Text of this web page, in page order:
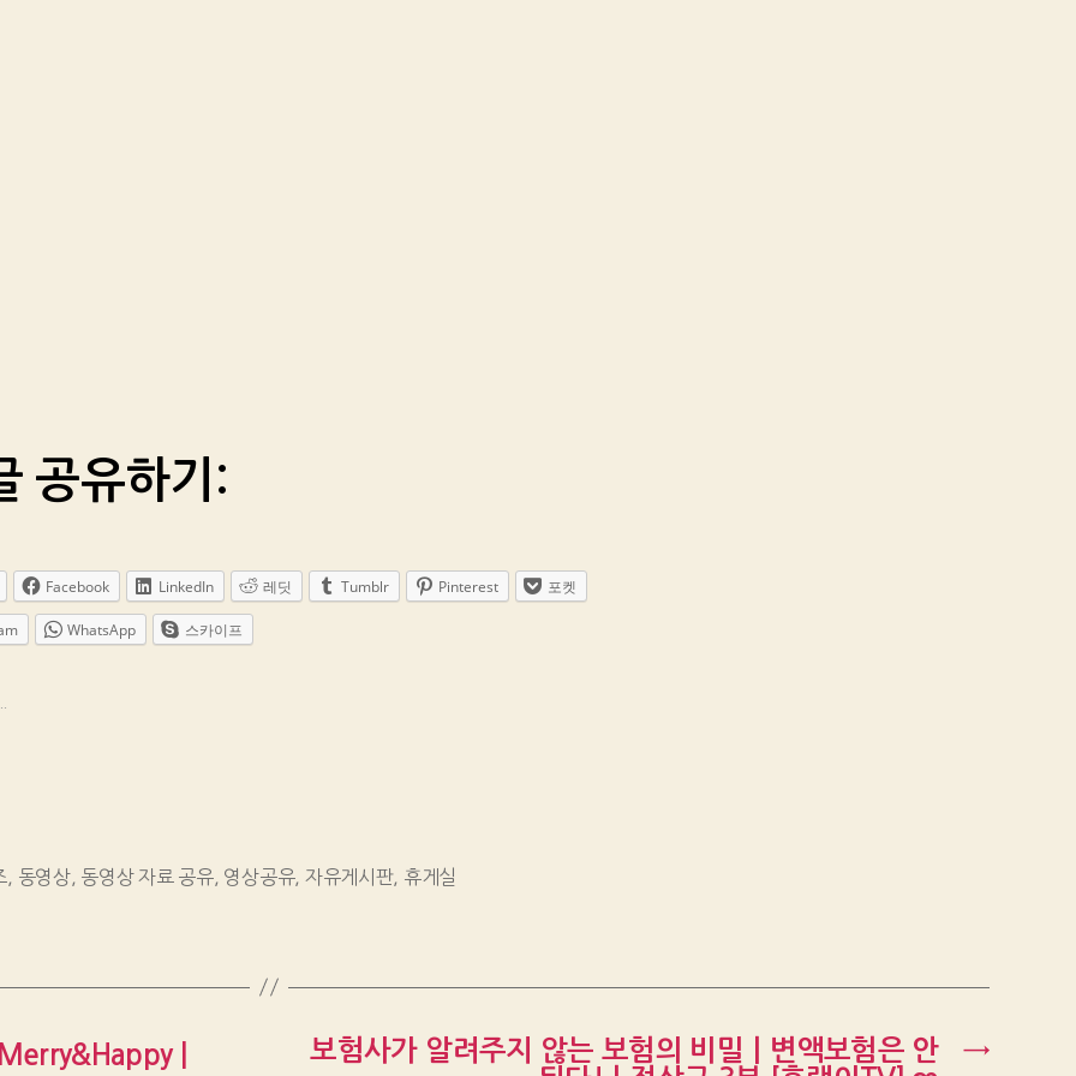
공유하기:
Facebook LinkedIn 레딧 Tumblr Pinterest 포켓
WhatsApp 스카이프
동영상, 동영상 자료 공유, 영상공유, 자유게시판, 휴게실
|
→
보험사가 알려주지 않는 보험의 비밀ㅣ변액보험은 안